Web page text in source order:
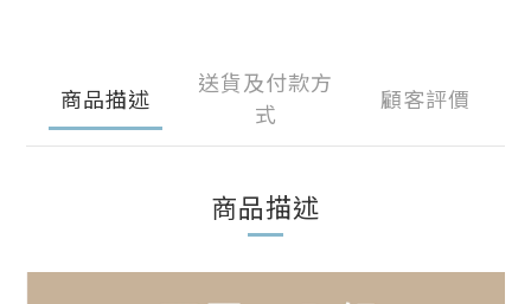
商品描述
送貨及付款方
式
顧客評價
商品描述